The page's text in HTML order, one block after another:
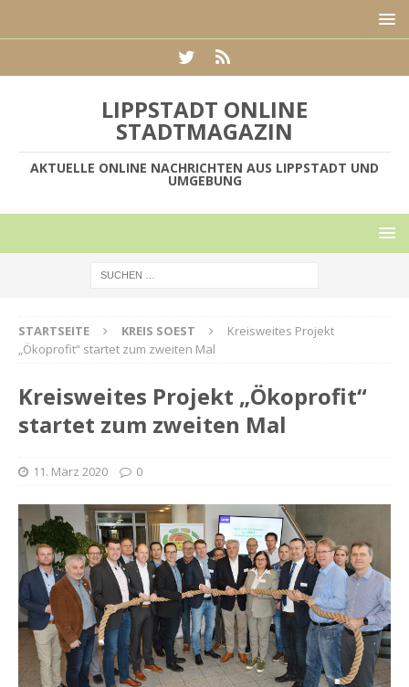
LIPPSTADT ONLINE
STADTMAGAZIN
AKTUELLE ONLINE NACHRICHTEN AUS LIPPSTADT UND
UMGEBUNG
STARTSEITE KREIS SOEST
Kreisweites Projekt
„Ökoprofit“ startet zum zweiten Mal
Kreisweites Projekt „Ökoprofit“
startet zum zweiten Mal
11. März 2020 0